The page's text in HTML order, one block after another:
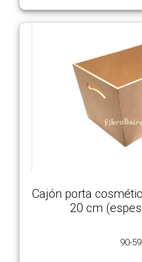
Cajón porta
20 cm
90-